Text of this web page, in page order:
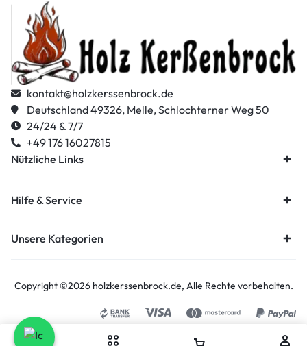
kontakt@holzkerssenbrock.de
Deutschland 49326, Melle, Schlochterner Weg 50
24/24 & 7/7
+49 176 16027815
Nützliche Links
Hilfe & Service
Unsere Kategorien
Copyright ©2026 holzkerssenbrock.de, Alle Rechte vorbehalten.